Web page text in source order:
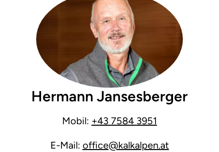
Hermann Jansesberger
Mobil: +43 7584 3951
E-Mail: office@kalkalpen.at